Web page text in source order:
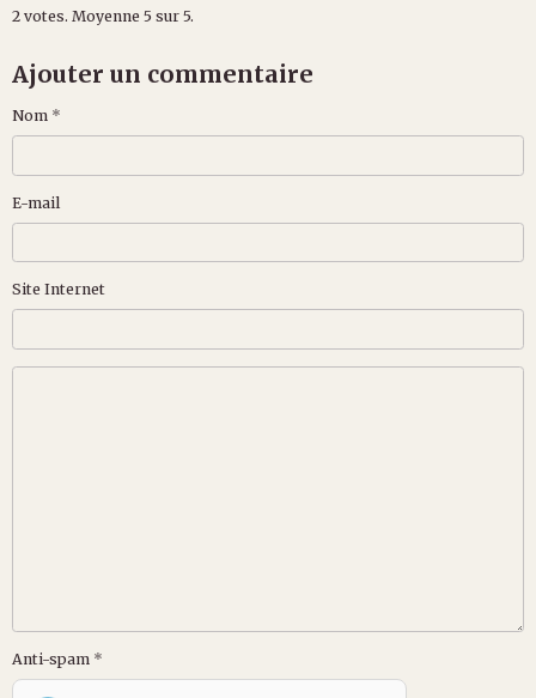
2 votes. Moyenne 5 sur 5.
Ajouter un commentaire
Nom
E-mail
Site Internet
Anti-spam